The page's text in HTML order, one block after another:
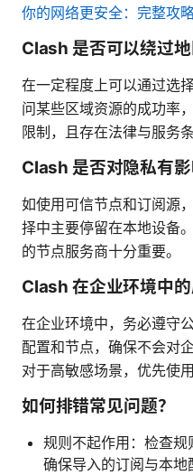
你的网络更安全：完整攻
Clash 是否可以绕过地
在一定程度上可以通过选
问某些区域资源的成功率
限制，且存在法律与服务
Clash 是否对隐私有影
如使用可信节点和订阅源
择中主要停留在本地设备
的节点服务商十分重要。
Clash 在企业环境中的
在企业环境中，务必遵守
配置和节点，确保不会对
对于高敏感场景，优先使
如何排错常见问题？
规则不起作用：检查规
确保导入的订阅与本地